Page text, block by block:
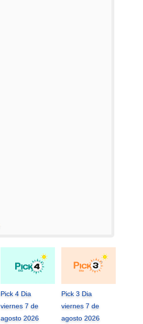
Pick 4 Dia
viernes 7 de
agosto 2026
Pick 3 Dia
viernes 7 de
agosto 2026